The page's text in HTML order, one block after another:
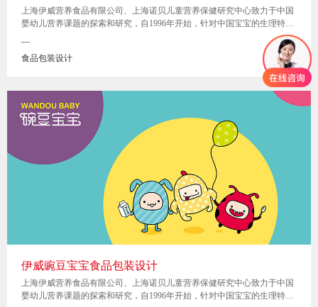
上海伊威营养食品有限公司、上海诺贝儿童营养保健研究中心致力于中国
婴幼儿营养课题的探索和研究，自1996年开始，针对中国宝宝的生理特点
—
食品包装设计
伊威豌豆宝宝食品包装设计
上海伊威营养食品有限公司、上海诺贝儿童营养保健研究中心致力于中国
婴幼儿营养课题的探索和研究，自1996年开始，针对中国宝宝的生理特点